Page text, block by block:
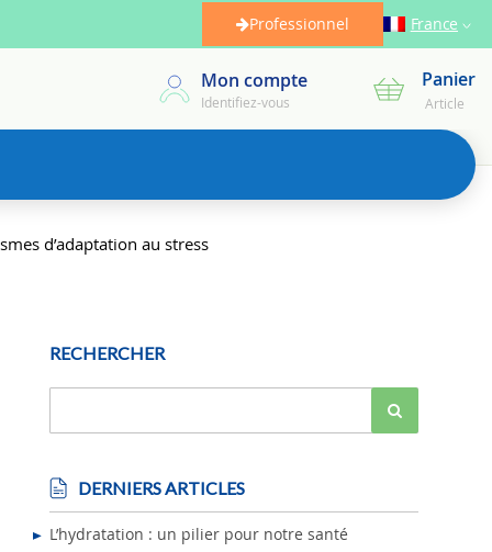
Professionnel France
Mon compte
Identifiez-vous Mon panier
Panier
Article
d’adaptation au stress
RECHERCHER
DERNIERS ARTICLES
L’hydratation : un pilier pour notre santé